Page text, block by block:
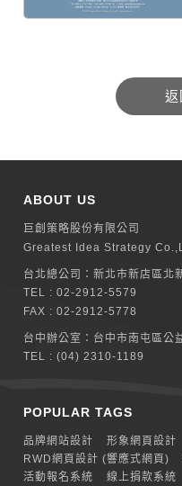
ABOUT US
巨創策略股份有限公司
Greatest Idea Strategy
台北總公司：新北巿新店區北
TEL :02-2912-5579
FAX : 02-2912-5778
台中辦公室： 台中市南屯區公
TEL :(04) 2310-1189
POPULAR TAGS
品牌網站設計 形象網頁設計
RWD網頁設計 (響應式網頁)
活動報名系統
線上捐款系統